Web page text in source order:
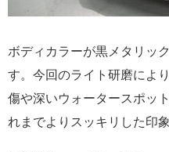
ボディカラーが黒メタリッ
す。今回のライト研磨によ
傷や深いウォータースポッ
れまでよりスッキリした印